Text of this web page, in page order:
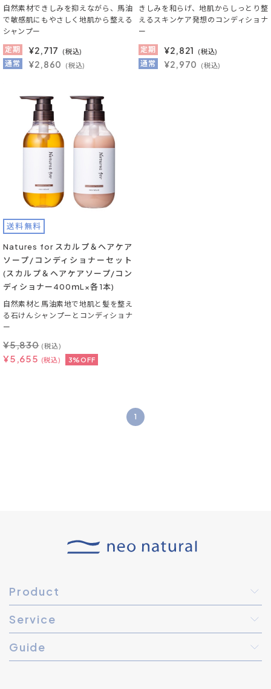
自然素材できしみを抑えながら、馬油
で敏感肌にもやさしく地肌から整える
シャンプー
定期
¥2,717 (税込)
通常 ¥2,860 (税込)
きしみを和らげ、地肌からしっとり整
えるスキンケア発想のコンディショナ
ー
定期
¥2,821 (税込)
通常 ¥2,970 (税込)
送料無料
Natures for スカルプ＆ヘアケア
ソープ/コンディショナーセット
(スカルプ＆ヘアケアソープ/コン
ディショナー400ｍL×各1本)
自然素材と馬油素地で地肌と髪を整え
る石けんシャンプーとコンディショナ
ー
¥5,655 (税込) 3%OFF
¥5,830 (税込)
1
Product
Service
Guide